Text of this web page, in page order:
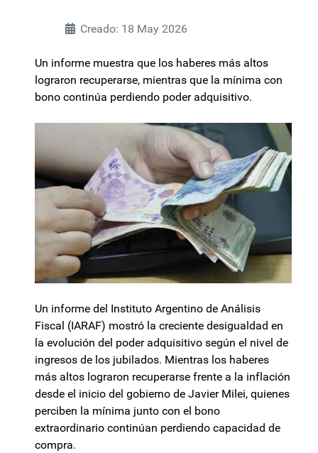
Creado: 18 May 2026
Un informe muestra que los haberes más altos
lograron recuperarse, mientras que la mínima con
bono continúa perdiendo poder adquisitivo.
Un informe del Instituto Argentino de Análisis
Fiscal (IARAF) mostró la creciente desigualdad en
la evolución del poder adquisitivo según el nivel de
ingresos de los jubilados. Mientras los haberes
más altos lograron recuperarse frente a la inflación
desde el inicio del gobierno de Javier Milei, quienes
perciben la mínima junto con el bono
extraordinario continúan perdiendo capacidad de
compra.